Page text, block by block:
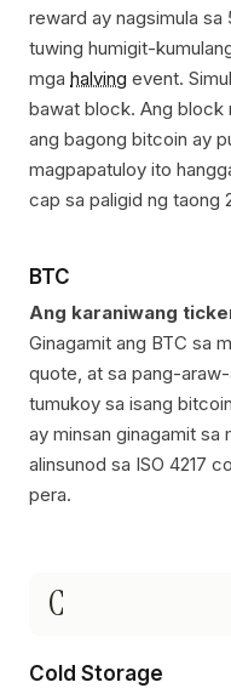
reward ay nagsimula sa
tuwing humigit-
mga halving event.
bawat block. Ang block
ang bagong bitcoin ay
magpapatuloy ito
cap sa paligid ng taong
BTC
Ang karaniwang
Ginagamit ang BTC sa
quote, at sa pang-
tumukoy sa isang
ay minsan ginagamit
alinsunod sa ISO 4217
pera.
C
Cold Storage